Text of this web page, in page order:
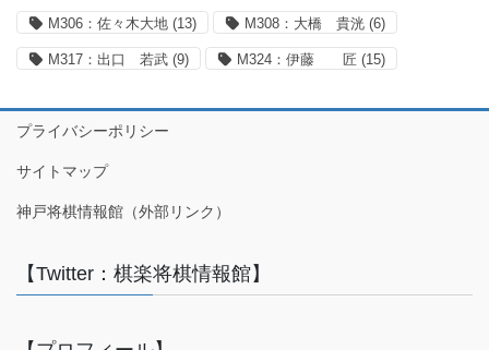
M306：佐々木大地 (13) M308：大橋 貴洸 (6)
M317：出口 若武 (9) M324：伊藤 匠 (15)
プライバシーポリシー
サイトマップ
神戸将棋情報館（外部リンク）
【Twitter：棋楽将棋情報館】